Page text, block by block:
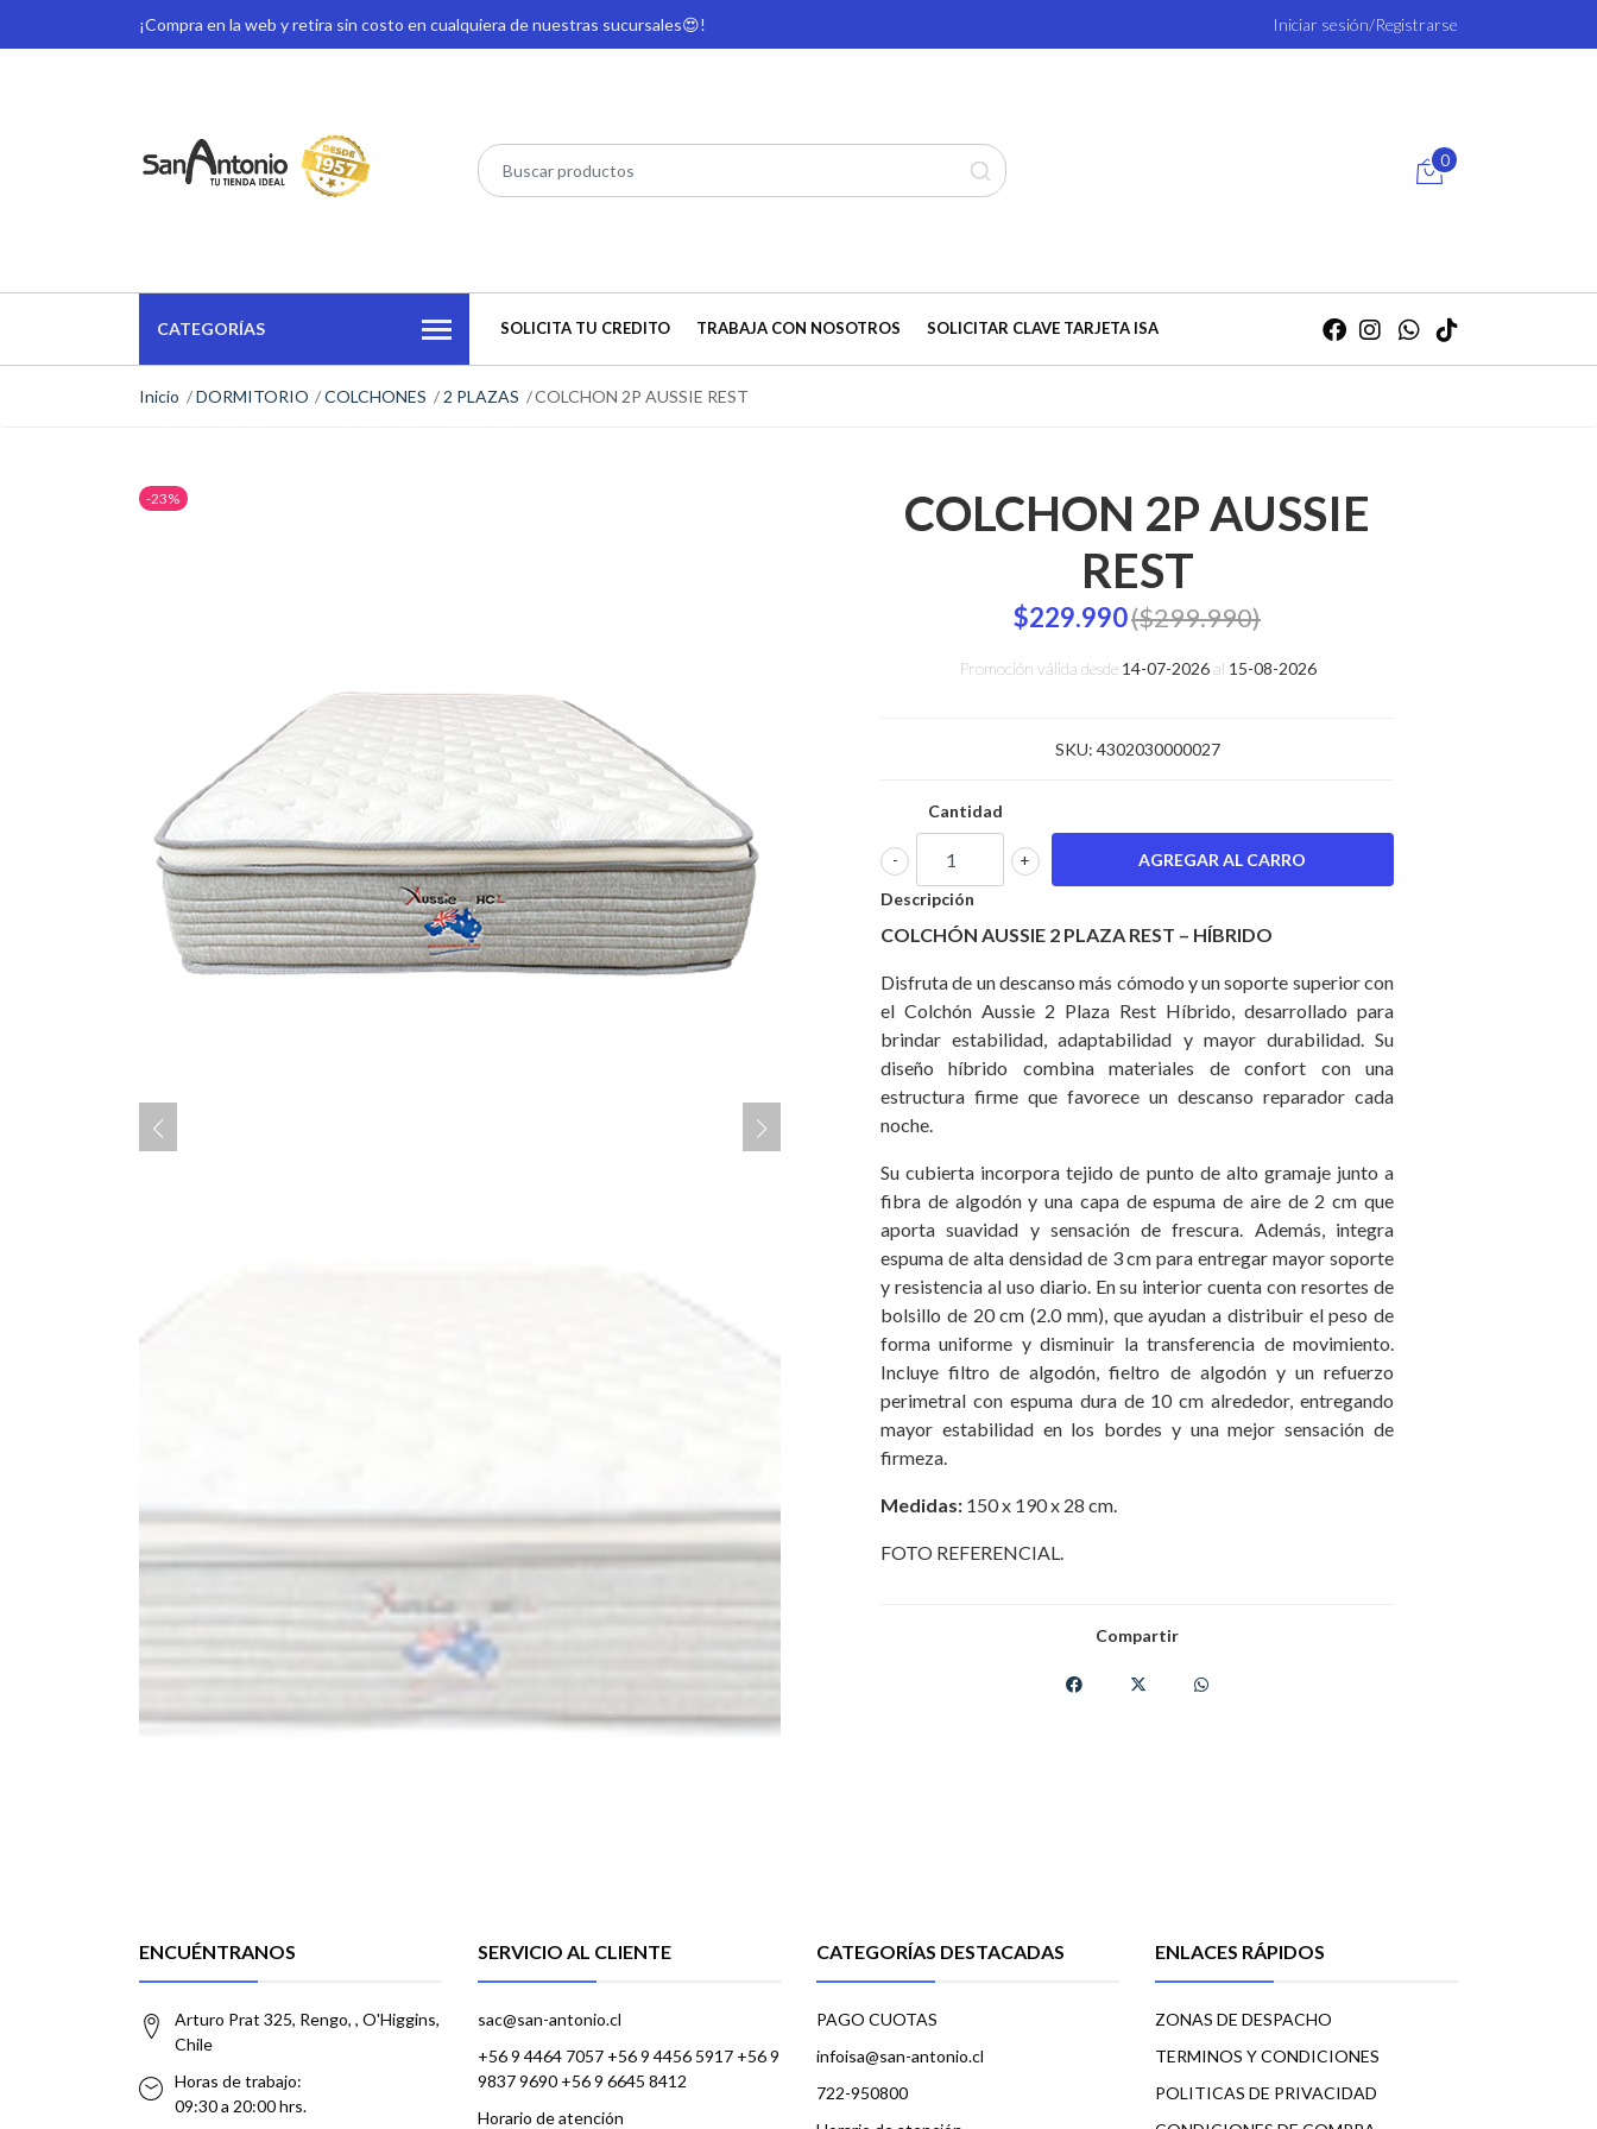
¡Compra en la web y retira sin costo en cualquiera de nuestras sucursales😍! Iniciar sesión/Registrarse
0
CATEGORÍAS SOLICITA TU CREDITO TRABAJA CON NOSOTROS SOLICITAR CLAVE TARJETA ISA
Inicio DORMITORIO COLCHONES 2 PLAZAS COLCHON 2P AUSSIE REST
-23%
COLCHON 2P AUSSIE
REST
$229.990($299.990)
Promoción válida desde 14-07-2026al 15-08-2026
SKU: 4302030000027
Cantidad
+
-
Descripción
COLCHÓN AUSSIE 2 PLAZA REST – HÍBRIDO
Disfruta de un descanso más cómodo y un soporte superior con
el Colchón Aussie 2 Plaza Rest Híbrido, desarrollado para
brindar estabilidad, adaptabilidad y mayor durabilidad. Su
diseño híbrido combina materiales de confort con una
estructura firme que favorece un descanso reparador cada
noche.
Su cubierta incorpora tejido de punto de alto gramaje junto a
fibra de algodón y una capa de espuma de aire de 2 cm que
aporta suavidad y sensación de frescura. Además, integra
espuma de alta densidad de 3 cm para entregar mayor soporte
y resistencia al uso diario. En su interior cuenta con resortes de
bolsillo de 20 cm (2.0 mm), que ayudan a distribuir el peso de
forma uniforme y disminuir la transferencia de movimiento.
Incluye filtro de algodón, fieltro de algodón y un refuerzo
perimetral con espuma dura de 10 cm alrededor, entregando
mayor estabilidad en los bordes y una mejor sensación de
firmeza.
Medidas: 150 x 190 x 28 cm.
FOTO REFERENCIAL.
Compartir
ENCUÉNTRANOS
Arturo Prat 325, Rengo, , O'Higgins,
Chile
Horas de trabajo:
09:30 a 20:00 hrs.
SERVICIO AL CLIENTE
sac@san-antonio.cl
+56 9 4464 7057 +56 9 4456 5917 +56 9
9837 9690 +56 9 6645 8412
Horario de atención
CATEGORÍAS DESTACADAS
PAGO CUOTAS
infoisa@san-antonio.cl
722-950800
ENLACES RÁPIDOS
ZONAS DE DESPACHO
TERMINOS Y CONDICIONES
POLITICAS DE PRIVACIDAD